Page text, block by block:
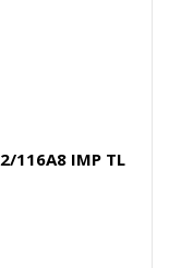
116A8 IMP TL